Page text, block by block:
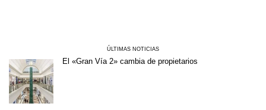
ÚLTIMAS NOTICIAS
El «Gran Vía 2» cambia de propietarios